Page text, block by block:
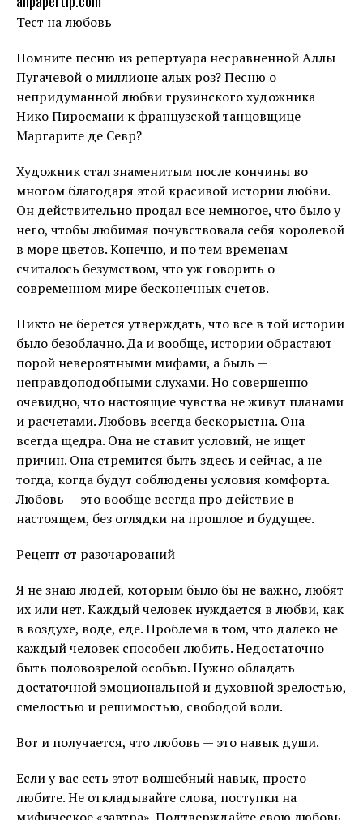
Тест на любовь
Помните песню из репертуара несравненной Аллы
Пугачевой о миллионе алых роз? Песню о
непридуманной любви грузинского художника
Нико Пиросмани к французской танцовщице
Маргарите де Севр?
Художник стал знаменитым после кончины во
многом благодаря этой красивой истории любви.
Он действительно продал все немногое, что было у
него, чтобы любимая почувствовала себя королевой
в море цветов. Конечно, и по тем временам
считалось безумством, что уж говорить о
современном мире бесконечных счетов.
Никто не берется утверждать, что все в той истории
было безоблачно. Да и вообще, истории обрастают
порой невероятными мифами, а быль —
неправдоподобными слухами. Но совершенно
очевидно, что настоящие чувства не живут планами
и расчетами. Любовь всегда бескорыстна. Она
всегда щедра. Она не ставит условий, не ищет
причин. Она стремится быть здесь и сейчас, а не
тогда, когда будут соблюдены условия комфорта.
Любовь — это вообще всегда про действие в
настоящем, без оглядки на прошлое и будущее.
Рецепт от разочарований
Я не знаю людей, которым было бы не важно, любят
их или нет. Каждый человек нуждается в любви, как
в воздухе, воде, еде. Проблема в том, что далеко не
каждый человек способен любить. Недостаточно
быть половозрелой особью. Нужно обладать
достаточной эмоциональной и духовной зрелостью,
смелостью и решимостью, свободой воли.
Вот и получается, что любовь — это навык души.
Если у вас есть этот волшебный навык, просто
любите. Не откладывайте слова, поступки на